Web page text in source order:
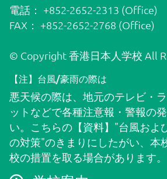
電話： +852-2652-2313 (Office)
FAX： +852-2652-2768 (Office)
© Copyright 香港日本人学校 All
【注】台風/豪雨の際は
悪天候の際は、地元のテレビ・
ットなどで各種注意報・警報の
い。こちらの 【資料】"台風お
の対策"のきまりにしたがい、本
校の措置を取る場合があります。